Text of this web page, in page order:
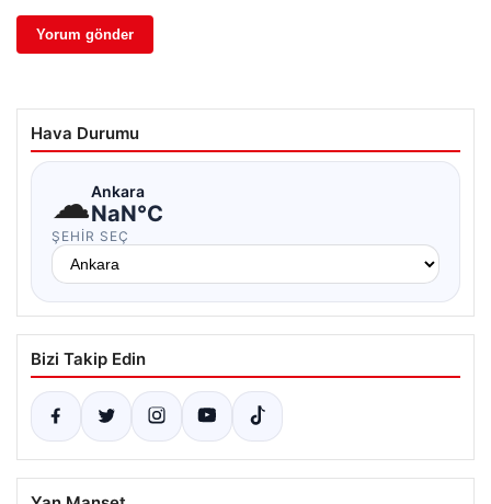
Hava Durumu
☁Ankara
NaN°C
ŞEHIR SEÇ
Bizi Takip Edin